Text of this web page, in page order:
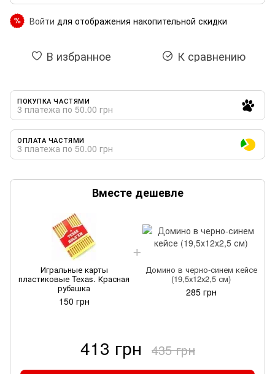
% Войти для отображения накопительной скидки
В избранное К сравнению
ПОКУПКА ЧАСТЯМИ
3 платежа по 50.00 грн
ОПЛАТА ЧАСТЯМИ
3 платежа по 50.00 грн
Вместе дешевле
Игральные карты
пластиковые Texas. Красная
рубашка
150 грн
Домино в черно-синем кейсе
(19,5х12х2,5 см)
285 грн
413 грн 435 грн